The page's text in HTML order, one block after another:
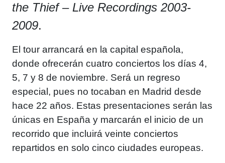
the Thief – Live Recordings 2003-
2009.
El tour arrancará en la capital española,
donde ofrecerán cuatro conciertos los días 4,
5, 7 y 8 de noviembre. Será un regreso
especial, pues no tocaban en Madrid desde
hace 22 años. Estas presentaciones serán las
únicas en España y marcarán el inicio de un
recorrido que incluirá veinte conciertos
repartidos en solo cinco ciudades europeas.